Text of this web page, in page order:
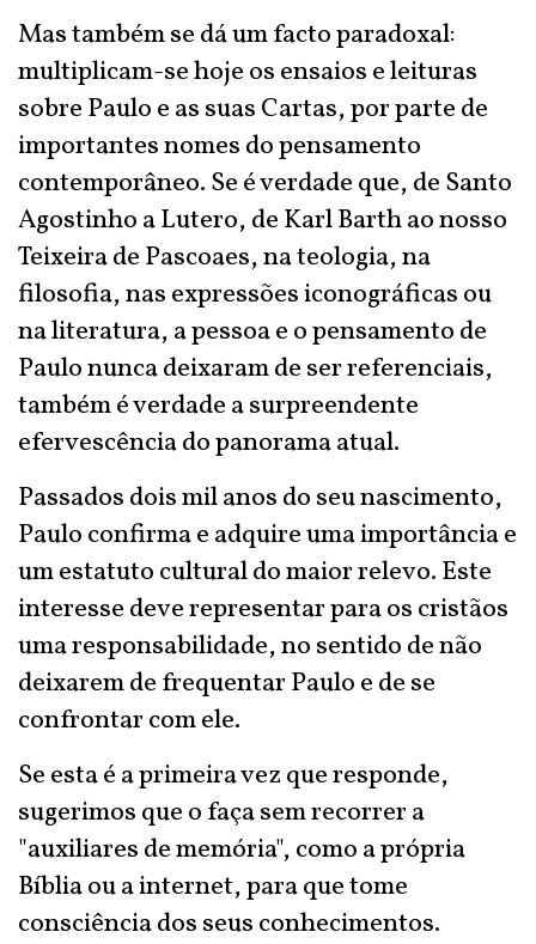
Mas também se dá um facto paradoxal:
multiplicam-se hoje os ensaios e leituras
sobre Paulo e as suas Cartas, por parte de
importantes nomes do pensamento
contemporâneo. Se é verdade que, de Santo
Agostinho a Lutero, de Karl Barth ao nosso
Teixeira de Pascoaes, na teologia, na
filosofia, nas expressões iconográficas ou
na literatura, a pessoa e o pensamento de
Paulo nunca deixaram de ser referenciais,
também é verdade a surpreendente
efervescência do panorama atual.
Passados dois mil anos do seu nascimento,
Paulo confirma e adquire uma importância e
um estatuto cultural do maior relevo. Este
interesse deve representar para os cristãos
uma responsabilidade, no sentido de não
deixarem de frequentar Paulo e de se
confrontar com ele.
Se esta é a primeira vez que responde,
sugerimos que o faça sem recorrer a
"auxiliares de memória", como a própria
Bíblia ou a internet, para que tome
consciência dos seus conhecimentos.